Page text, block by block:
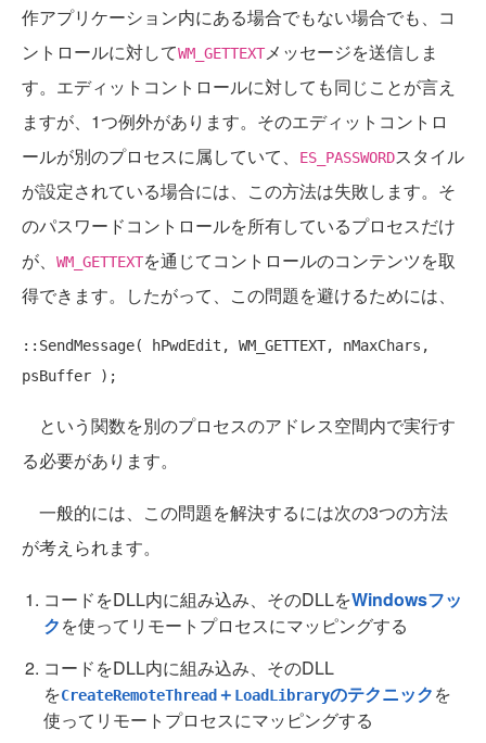
作アプリケーション内にある場合でもない場合でも、コ
ントロールに対してWM_GETTEXTメッセージを送信しま
す。エディットコントロールに対しても同じことが言え
ますが、1つ例外があります。そのエディットコントロ
ールが別のプロセスに属していて、
ES_PASSWORDスタイル
が設定されている場合には、この方法は失敗します。そ
のパスワードコントロールを所有しているプロセスだけ
が、
WM_GETTEXTを通じてコントロールのコンテンツを取
得できます。したがって、この問題を避けるためには、
::SendMessage( hPwdEdit, WM_GETTEXT, nMaxChars,
という関数を別のプロセスのアドレス空間内で実行す
る必要があります。
一般的には、この問題を解決するには次の3つの方法
が考えられます。
コードをDLL内に組み込み、そのDLLをWindowsフッ
クを使ってリモートプロセスにマッピングする
コードをDLL内に組み込み、そのDLL
をCreateRemoteThread ＋ LoadLibraryのテクニックを
使ってリモートプロセスにマッピングする